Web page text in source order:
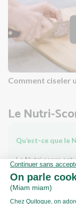
Comment ciseler
Le Nutri-
Qu’est-ce que le
Le Nutri-score est
des informations
sont classés de A
favoriser (fibres,
et en aliments à